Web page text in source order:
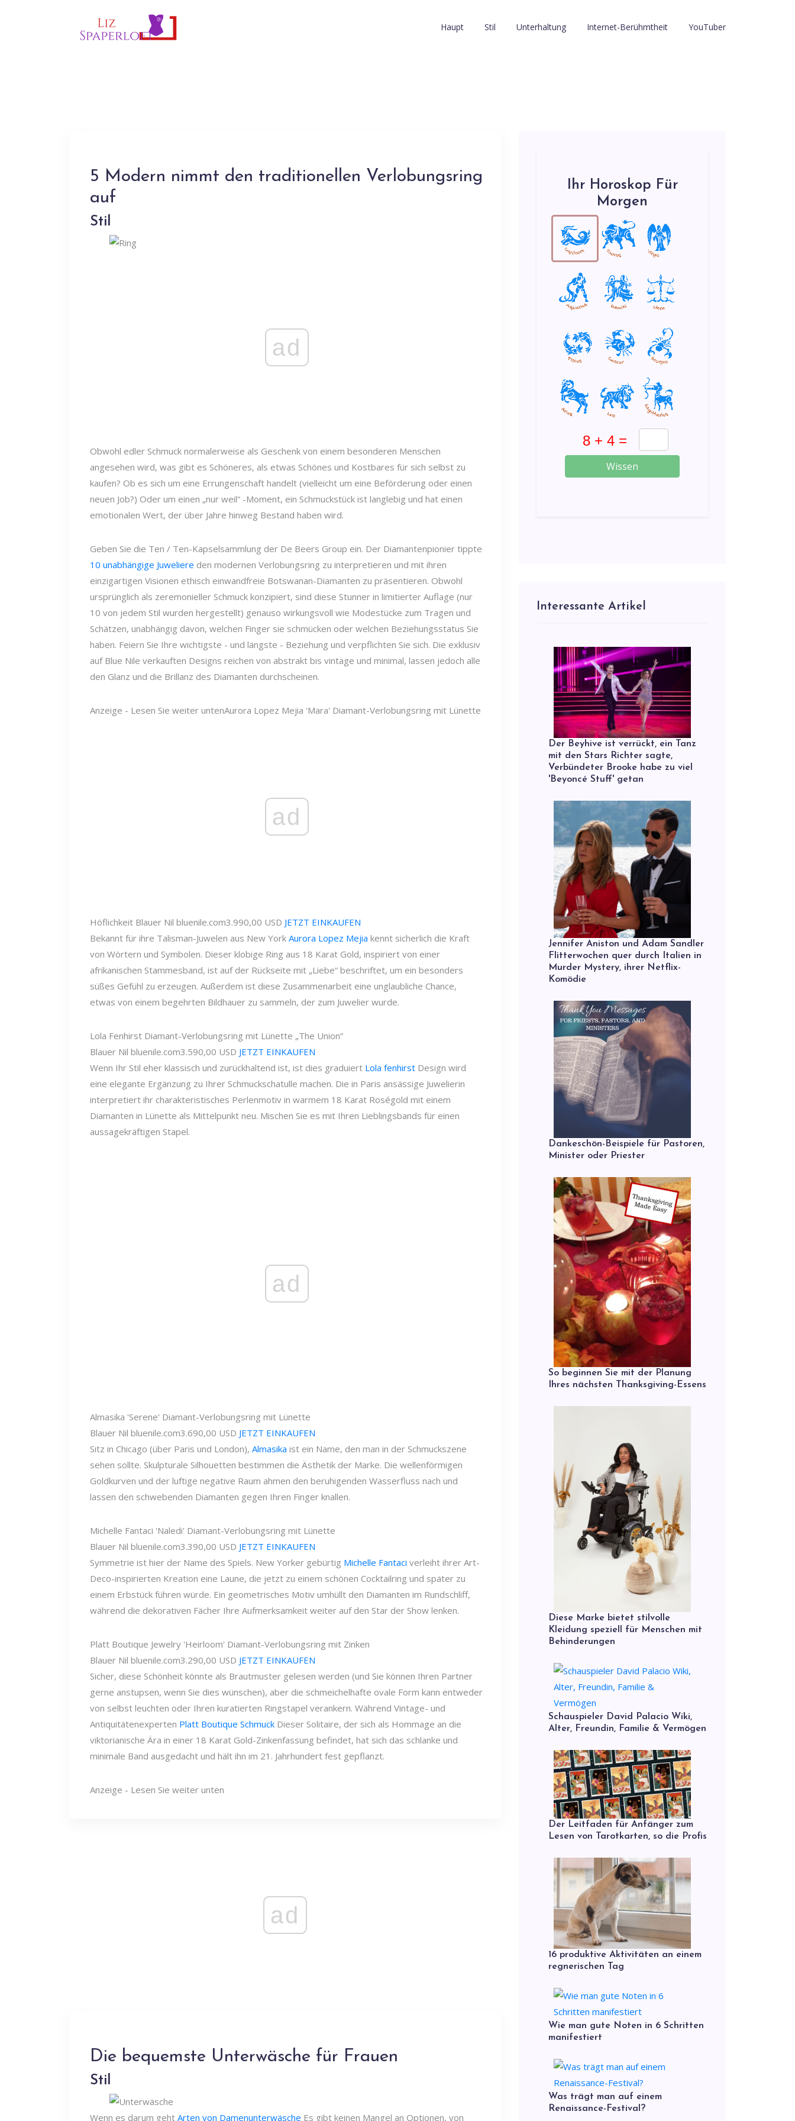
Haupt Stil Unterhaltung Internet-Berühmtheit YouTuber
5 Modern nimmt den traditionellen Verlobungsring
auf
Stil
ad
Obwohl edler Schmuck normalerweise als Geschenk von einem besonderen Menschen
angesehen wird, was gibt es Schöneres, als etwas Schönes und Kostbares für sich selbst zu
kaufen? Ob es sich um eine Errungenschaft handelt (vielleicht um eine Beförderung oder einen
neuen Job?) Oder um einen „nur weil“ -Moment, ein Schmuckstück ist langlebig und hat einen
emotionalen Wert, der über Jahre hinweg Bestand haben wird.
Geben Sie die Ten / Ten-Kapselsammlung der De Beers Group ein. Der Diamantenpionier tippte
10 unabhängige Juweliere den modernen Verlobungsring zu interpretieren und mit ihren
einzigartigen Visionen ethisch einwandfreie Botswanan-Diamanten zu präsentieren. Obwohl
ursprünglich als zeremonieller Schmuck konzipiert, sind diese Stunner in limitierter Auflage (nur
10 von jedem Stil wurden hergestellt) genauso wirkungsvoll wie Modestücke zum Tragen und
Schätzen, unabhängig davon, welchen Finger sie schmücken oder welchen Beziehungsstatus Sie
haben. Feiern Sie Ihre wichtigste - und längste - Beziehung und verpflichten Sie sich. Die exklusiv
auf Blue Nile verkauften Designs reichen von abstrakt bis vintage und minimal, lassen jedoch alle
den Glanz und die Brillanz des Diamanten durchscheinen.
Anzeige - Lesen Sie weiter untenAurora Lopez Mejia 'Mara' Diamant-Verlobungsring mit Lünette
ad
Höflichkeit Blauer Nil bluenile.com3.990,00 USD JETZT EINKAUFEN
Bekannt für ihre Talisman-Juwelen aus New York Aurora Lopez Mejia kennt sicherlich die Kraft
von Wörtern und Symbolen. Dieser klobige Ring aus 18 Karat Gold, inspiriert von einer
afrikanischen Stammesband, ist auf der Rückseite mit „Liebe“ beschriftet, um ein besonders
süßes Gefühl zu erzeugen. Außerdem ist diese Zusammenarbeit eine unglaubliche Chance,
etwas von einem begehrten Bildhauer zu sammeln, der zum Juwelier wurde.
Lola Fenhirst Diamant-Verlobungsring mit Lünette „The Union“
Blauer Nil bluenile.com3.590,00 USD JETZT EINKAUFEN
Wenn Ihr Stil eher klassisch und zurückhaltend ist, ist dies graduiert Lola fenhirst Design wird
eine elegante Ergänzung zu Ihrer Schmuckschatulle machen. Die in Paris ansässige Juwelierin
interpretiert ihr charakteristisches Perlenmotiv in warmem 18 Karat Roségold mit einem
Diamanten in Lünette als Mittelpunkt neu. Mischen Sie es mit Ihren Lieblingsbands für einen
aussagekräftigen Stapel.
ad
Almasika 'Serene' Diamant-Verlobungsring mit Lünette
Blauer Nil bluenile.com3.690,00 USD JETZT EINKAUFEN
Sitz in Chicago (über Paris und London), Almasika ist ein Name, den man in der Schmuckszene
sehen sollte. Skulpturale Silhouetten bestimmen die Ästhetik der Marke. Die wellenförmigen
Goldkurven und der luftige negative Raum ahmen den beruhigenden Wasserfluss nach und
lassen den schwebenden Diamanten gegen Ihren Finger knallen.
Michelle Fantaci 'Naledi' Diamant-Verlobungsring mit Lünette
Blauer Nil bluenile.com3.390,00 USD JETZT EINKAUFEN
Symmetrie ist hier der Name des Spiels. New Yorker gebürtig Michelle Fantaci verleiht ihrer Art-
Deco-inspirierten Kreation eine Laune, die jetzt zu einem schönen Cocktailring und später zu
einem Erbstück führen würde. Ein geometrisches Motiv umhüllt den Diamanten im Rundschliff,
während die dekorativen Fächer Ihre Aufmerksamkeit weiter auf den Star der Show lenken.
Platt Boutique Jewelry 'Heirloom' Diamant-Verlobungsring mit Zinken
Blauer Nil bluenile.com3.290,00 USD JETZT EINKAUFEN
Sicher, diese Schönheit könnte als Brautmuster gelesen werden (und Sie können Ihren Partner
gerne anstupsen, wenn Sie dies wünschen), aber die schmeichelhafte ovale Form kann entweder
von selbst leuchten oder Ihren kuratierten Ringstapel verankern. Während Vintage- und
Antiquitätenexperten Platt Boutique Schmuck Dieser Solitaire, der sich als Hommage an die
viktorianische Ära in einer 18 Karat Gold-Zinkenfassung befindet, hat sich das schlanke und
minimale Band ausgedacht und hält ihn im 21. Jahrhundert fest gepflanzt.
Anzeige - Lesen Sie weiter unten
ad
Die bequemste Unterwäsche für Frauen
Stil
Wenn es darum geht Arten von Damenunterwäsche Es gibt keinen Mangel an Optionen, von
Ihr Horoskop Für
Morgen
Wissen
Interessante Artikel
Der Beyhive ist verrückt, ein Tanz
mit den Stars Richter sagte,
Verbündeter Brooke habe zu viel
'Beyoncé Stuff' getan
Jennifer Aniston und Adam Sandler
Flitterwochen quer durch Italien in
Murder Mystery, ihrer Netflix-
Komödie
Dankeschön-Beispiele für Pastoren,
Minister oder Priester
So beginnen Sie mit der Planung
Ihres nächsten Thanksgiving-Essens
Diese Marke bietet stilvolle
Kleidung speziell für Menschen mit
Behinderungen
Schauspieler David Palacio Wiki,
Alter, Freundin, Familie & Vermögen
Der Leitfaden für Anfänger zum
Lesen von Tarotkarten, so die Profis
16 produktive Aktivitäten an einem
regnerischen Tag
Wie man gute Noten in 6 Schritten
manifestiert
Was trägt man auf einem
Renaissance-Festival?